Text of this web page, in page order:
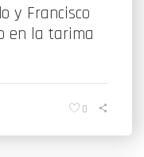
y Francisco
en la tarima
0